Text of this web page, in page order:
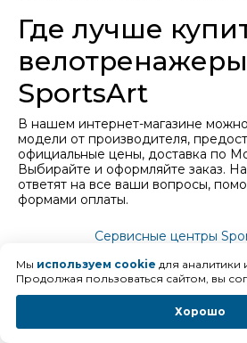
Где лучше
велотренажеры
SportsArt
В нашем интернет-магазине
модели от производителя,
официальные цены, доставка по
Выбирайте и оформляйте заказ.
ответят на все ваши вопросы,
формами оплаты.
Сервисные центры
Мы используем cookie для аналитики
Продолжая пользоваться сайтом, вы
Хорошо